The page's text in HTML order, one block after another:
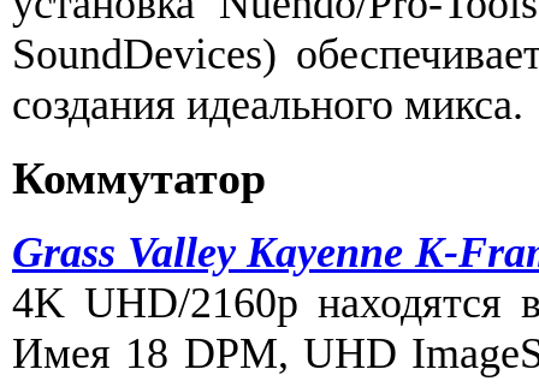
SoundDevices)
создания идеального микса.
Коммутатор
Grass Valley Kayenne K-
4K UHD/2160p находятся
Имея 18 DPM, UHD